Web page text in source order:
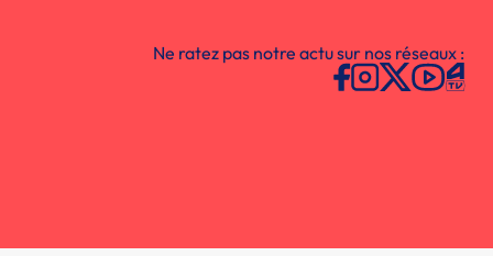
Ne ratez pas notre actu sur nos réseaux :